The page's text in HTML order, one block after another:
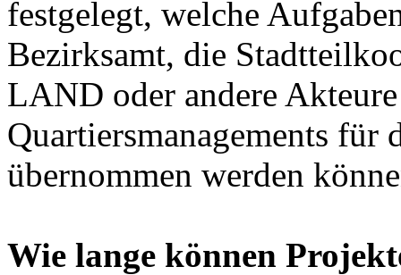
festgelegt, welche
Bezirksamt, die
LAND oder andere
Quartiersmanagements für
übernommen werden
Wie lange können